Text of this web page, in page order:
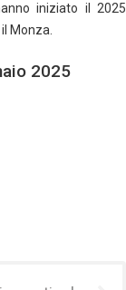
iniziato il 2025
Monza.
2025